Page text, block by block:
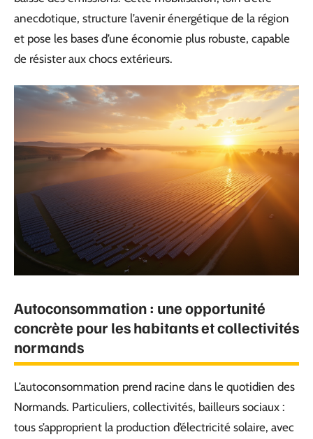
anecdotique, structure l’avenir énergétique de la région
et pose les bases d’une économie plus robuste, capable
de résister aux chocs extérieurs.
Autoconsommation : une opportunité
concrète pour les habitants et collectivités
normands
L’autoconsommation prend racine dans le quotidien des
Normands. Particuliers, collectivités, bailleurs sociaux :
tous s’approprient la production d’électricité solaire, avec